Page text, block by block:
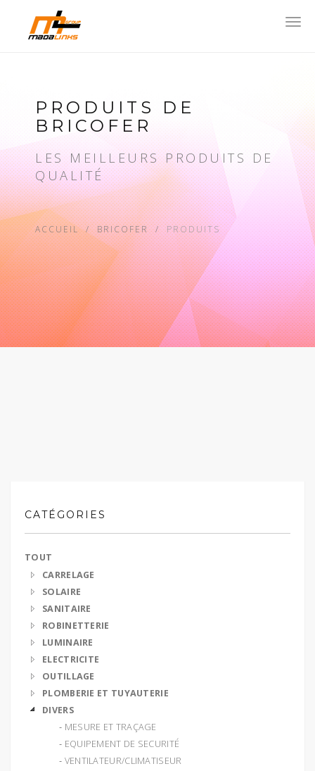
PRODUITS DE
BRICOFER
LES MEILLEURS PRODUITS DE
QUALITÉ
ACCUEIL BRICOFER PRODUITS
CATÉGORIES
TOUT
CARRELAGE
SOLAIRE
SANITAIRE
ROBINETTERIE
LUMINAIRE
ELECTRICITE
OUTILLAGE
PLOMBERIE ET TUYAUTERIE
DIVERS
‐ MESURE ET TRAÇAGE
‐ EQUIPEMENT DE SECURITÉ
‐ VENTILATEUR/CLIMATISEUR